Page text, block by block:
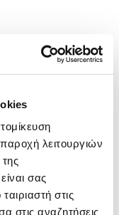
λειτουργιών
σας
στις
στις αναζητήσεις